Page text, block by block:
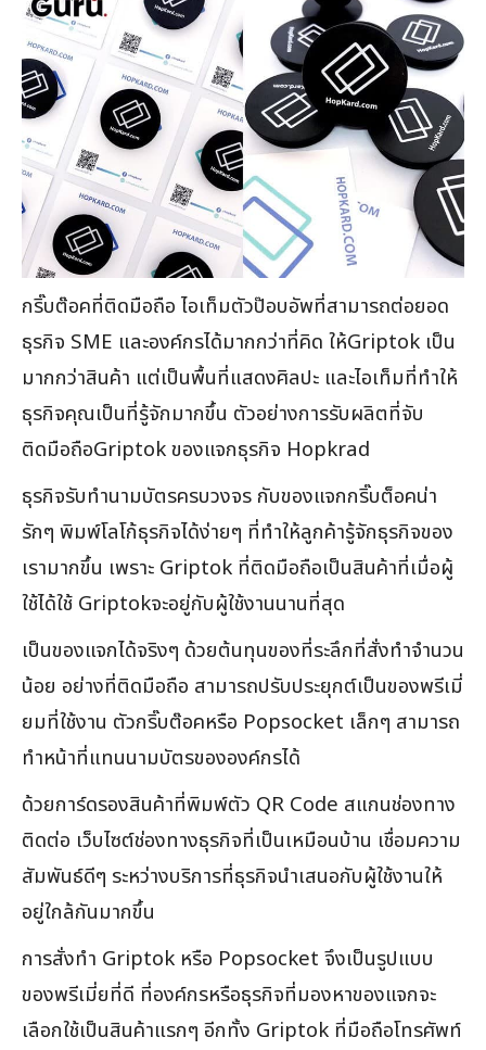
กริ๊บต๊อคที่ติดมือถือ ไอเท็มตัวป๊อบอัพที่สามารถต่อยอด
ธุรกิจ SME และองค์กรได้มากกว่าที่คิด ให้Griptok เป็น
มากกว่าสินค้า แต่เป็นพื้นที่แสดงศิลปะ และไอเท็มที่ทำให้
ธุรกิจคุณเป็นที่รู้จักมากขึ้น ตัวอย่างการรับผลิตที่จับ
ติดมือถือGriptok ของแจกธุรกิจ Hopkrad
ธุรกิจรับทำนามบัตรครบวงจร กับของแจกกริ๊บต็อคน่า
รักๆ พิมพ์โลโก้ธุรกิจได้ง่ายๆ ที่ทำให้ลูกค้ารู้จักธุรกิจของ
เรามากขึ้น เพราะ Griptok ที่ติดมือถือเป็นสินค้าที่เมื่อผู้
ใช้ได้ใช้ Griptokจะอยู่กับผู้ใช้งานนานที่สุด
เป็นของแจกได้จริงๆ ด้วยต้นทุนของที่ระลึกที่สั่งทำจำนวน
น้อย อย่างที่ติดมือถือ สามารถปรับประยุกต์เป็นของพรีเมี่
ยมที่ใช้งาน ตัวกริ๊บต๊อคหรือ Popsocket เล็กๆ สามารถ
ทำหน้าที่แทนนามบัตรขององค์กรได้
ด้วยการ์ดรองสินค้าที่พิมพ์ตัว QR Code สแกนช่องทาง
ติดต่อ เว็บไซต์ช่องทางธุรกิจที่เป็นเหมือนบ้าน เชื่อมความ
สัมพันธ์ดีๆ ระหว่างบริการที่ธุรกิจนำเสนอกับผู้ใช้งานให้
อยู่ใกล้กันมากขึ้น
การสั่งทำ Griptok หรือ Popsocket จึงเป็นรูปแบบ
ของพรีเมี่ยที่ดี ที่องค์กรหรือธุรกิจที่มองหาของแจกจะ
เลือกใช้เป็นสินค้าแรกๆ อีกทั้ง Griptok ที่มือถือโทรศัพท์